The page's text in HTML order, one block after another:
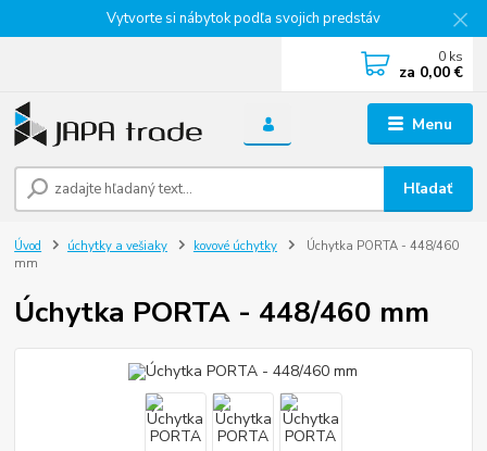
Vytvorte si nábytok podľa svojich predstáv
Menu
Hľadať
0 ks
za 0,00 €
Úvod úchytky a vešiaky kovové úchytky
Úchytka PORTA - 448/460
mm
Úchytka PORTA - 448/460 mm